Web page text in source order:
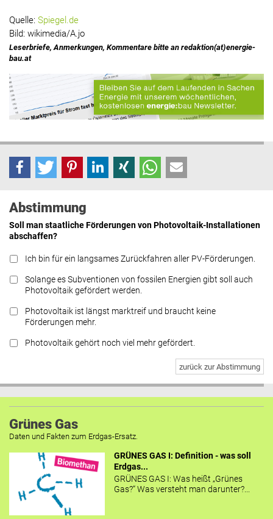
Quelle: Spiegel.de
Bild: wikimedia/A.jo
Leserbriefe, Anmerkungen, Kommentare bitte an redaktion(at)energie-
bau.at
Abstimmung
Soll man staatliche Förderungen von Photovoltaik-Installationen
abschaffen?
Ich bin für ein langsames Zurückfahren aller PV-Förderungen.
Solange es Subventionen von fossilen Energien gibt soll auch
Photovoltaik gefördert werden.
Photovoltaik ist längst marktreif und braucht keine
Förderungen mehr.
Photovoltaik gehört noch viel mehr gefördert.
zurück zur Abstimmung
Grünes Gas
Daten und Fakten zum Erdgas-Ersatz.
GRÜNES GAS I: Definition - was soll
Erdgas...
GRÜNES GAS I: Was heißt „Grünes
Gas?“ Was versteht man darunter?...